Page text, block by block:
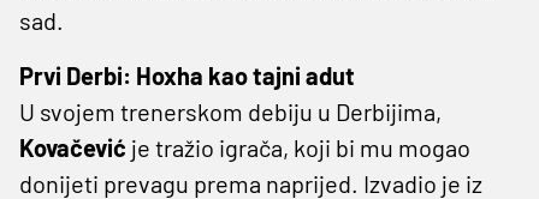
sad.
Prvi Derbi: Hoxha kao tajni adut
U svojem trenerskom debiju u Derbijima,
Kovačević je tražio igrača, koji bi mu mogao
donijeti prevagu prema naprijed. Izvadio je iz